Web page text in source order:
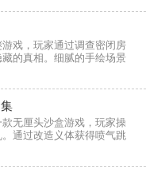
游戏，玩家通过调查密闭房
的真相。细腻的手绘场景
碎片等叙事元素，营造沉
款无厘头沙盒游戏，玩家操
通过改造义体获得喷气跳
座AI统治的未来都市。物